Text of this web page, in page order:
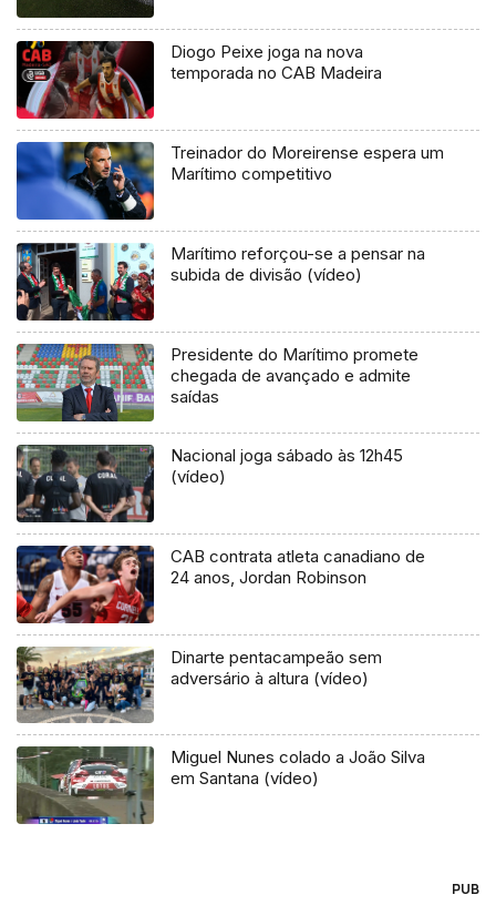
Diogo Peixe joga na nova
temporada no CAB Madeira
Treinador do Moreirense espera um
Marítimo competitivo
Marítimo reforçou-se a pensar na
subida de divisão (vídeo)
Presidente do Marítimo promete
chegada de avançado e admite
saídas
Nacional joga sábado às 12h45
(vídeo)
CAB contrata atleta canadiano de
24 anos, Jordan Robinson
Dinarte pentacampeão sem
adversário à altura (vídeo)
Miguel Nunes colado a João Silva
em Santana (vídeo)
PUB